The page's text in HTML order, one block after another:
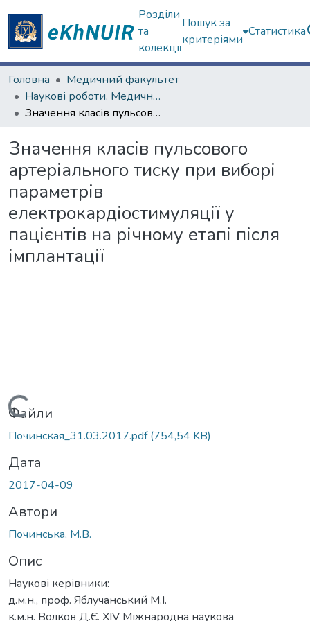
Розділи
та
колекції
Пошук за
критеріями
Статистика
Головна
Медичний факультет
Наукові роботи. Медичний факультет
Значення класів пульсового артеріального тиску при виборі параметрів електрокардіостимуляції у пацієнтів на річному етапі після імплантації
Значення класів пульсового
артеріального тиску при виборі
параметрів
електрокардіостимуляції у
пацієнтів на річному етапі після
імплантації
Вантажиться...
Файли
Починская_31.03.2017.pdf(754,54 KB)
Дата
2017-04-09
Автори
Починська, М.В.
Опис
Наукові керівники:
д.м.н., проф. Яблучанський М.І.
к.м.н. Волков Д.Є. ХІV Міжнародна наукова